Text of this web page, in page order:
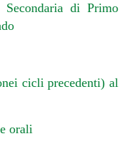
Secondaria di Primo
cicli precedenti) al
orali